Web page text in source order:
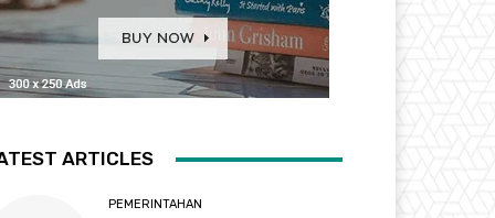
ARTICLES
PEMERINTAHAN